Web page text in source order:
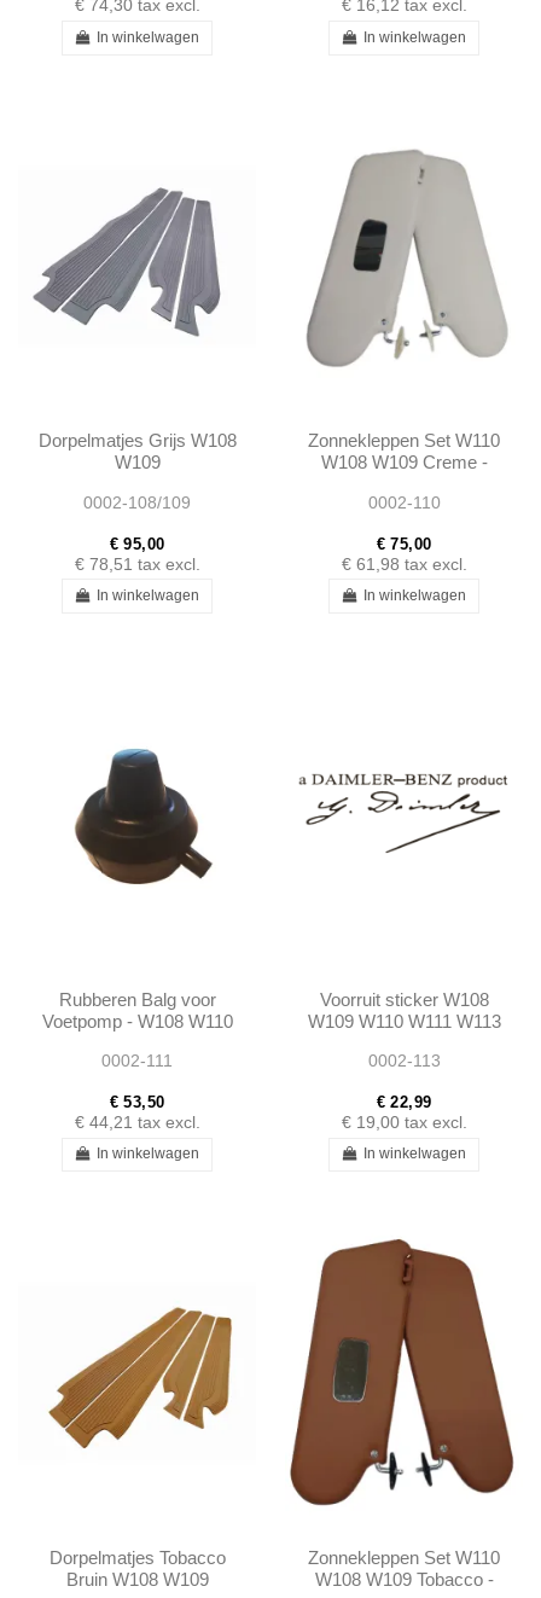
€ 74,30 tax excl.
In winkelwagen
€ 16,12 tax excl.
In winkelwagen
Dorpelmatjes Grijs W108
W109
0002-108/109
€ 95,00
€ 78,51 tax excl.
In winkelwagen
Zonnekleppen Set W110
W108 W109 Creme -
1088101110
0002-110
€ 75,00
€ 61,98 tax excl.
In winkelwagen
Rubberen Balg voor
Voetpomp - W108 W110
0002-111
€ 53,50
€ 44,21 tax excl.
In winkelwagen
Voorruit sticker W108
W109 W110 W111 W113
PONTON
0002-113
€ 22,99
€ 19,00 tax excl.
In winkelwagen
Dorpelmatjes Tobacco
Bruin W108 W109
Zonnekleppen Set W110
W108 W109 Tobacco -